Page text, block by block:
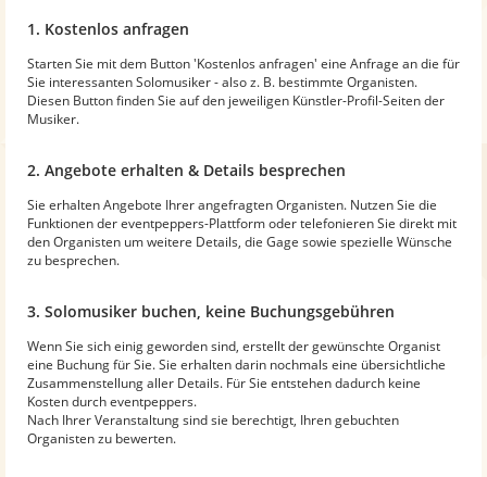
1. Kostenlos anfragen
Starten Sie mit dem Button 'Kostenlos anfragen' eine Anfrage an die für
Sie interessanten Solomusiker - also z. B. bestimmte Organisten.
Diesen Button finden Sie auf den jeweiligen Künstler-Profil-Seiten der
Musiker.
2. Angebote erhalten & Details besprechen
Sie erhalten Angebote Ihrer angefragten Organisten. Nutzen Sie die
Funktionen der eventpeppers-Plattform oder telefonieren Sie direkt mit
den Organisten um weitere Details, die Gage sowie spezielle Wünsche
zu besprechen.
3. Solomusiker buchen, keine Buchungsgebühren
Wenn Sie sich einig geworden sind, erstellt der gewünschte Organist
eine Buchung für Sie. Sie erhalten darin nochmals eine übersichtliche
Zusammenstellung aller Details. Für Sie entstehen dadurch keine
Kosten durch eventpeppers.
Nach Ihrer Veranstaltung sind sie berechtigt, Ihren gebuchten
Organisten zu bewerten.